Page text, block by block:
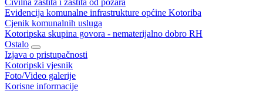
Civilna zaštita i zaštita od požara
Evidencija komunalne infrastrukture općine Kotoriba
Cjenik komunalnih usluga
Kotoripska skupina govora - nematerijalno dobro RH
Ostalo
Izjava o pristupačnosti
Kotoripski vjesnik
Foto/Video galerije
Korisne informacije